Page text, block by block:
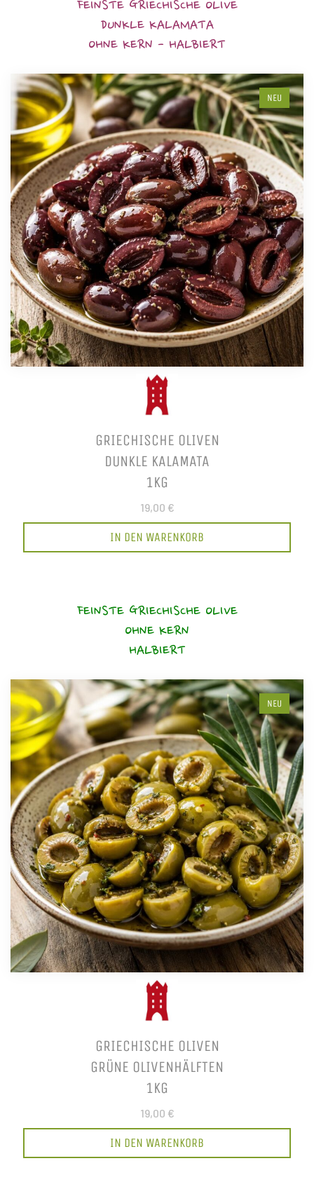
FEINSTE GRIECHISCHE OLIVE
DUNKLE KALAMATA
OHNE KERN - HALBIERT
NEU
GRIECHISCHE OLIVEN
DUNKLE KALAMATA
1KG
19,00 €
IN DEN WARENKORB
FEINSTE GRIECHISCHE OLIVE
OHNE KERN
HALBIERT
NEU
GRIECHISCHE OLIVEN
GRÜNE OLIVENHÄLFTEN
1KG
19,00 €
IN DEN WARENKORB